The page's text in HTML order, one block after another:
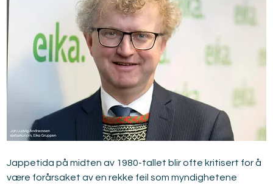
Jappetida på midten av 1980-tallet blir ofte kritisert for å
være forårsaket av en rekke feil som myndighetene